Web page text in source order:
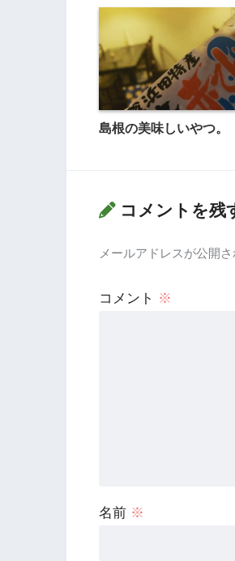
島根の美味しいやつ。
コメントを残
メールアドレスが公開
コメント ※
名前 ※